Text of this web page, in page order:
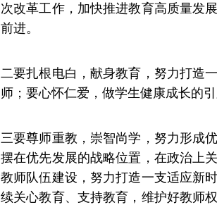
次改革工作，加快推进教育高质量发
前进。
二要扎根电白，献身教育，努力打造
师；要心怀仁爱，做学生健康成长的
三要尊师重教，崇智尚学，努力形成
摆在优先发展的战略位置，在政治上
教师队伍建设，努力打造一支适应新
续关心教育、支持教育，维护好教师